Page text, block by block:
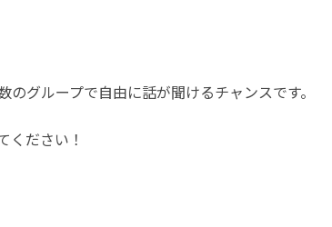
グループで自由に話が聞けるチャンスです。
ください！